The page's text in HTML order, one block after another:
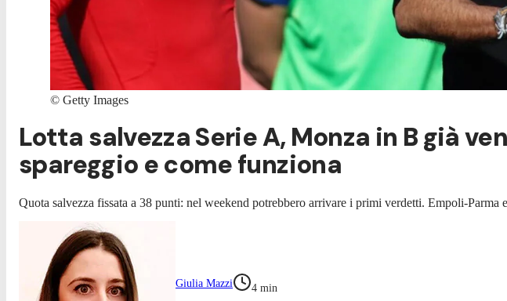
© Getty Images
Lotta salvezza Serie A, Monza in B già
spareggio e come funziona
Quota salvezza fissata a 38 punti: nel weekend potrebbero arrivare i primi verdetti. Empoli-Parma
Giulia Mazzi 4 min